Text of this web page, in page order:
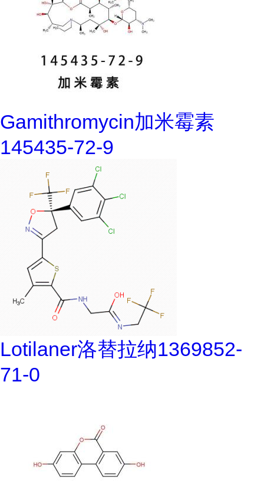
Gamithromycin加米霉素
145435-72-9
Lotilaner洛替拉纳1369852-
71-0